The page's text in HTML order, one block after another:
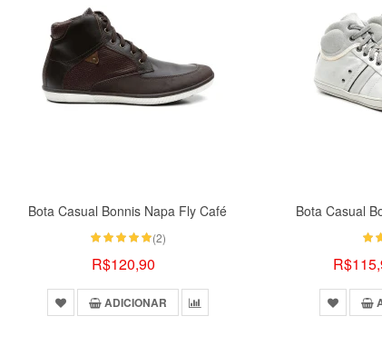
Bota Casual Bonnis Napa Fly Café
(2)
R$120,90
ADICIONAR